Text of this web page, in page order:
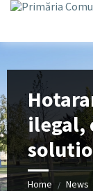
ilegal,
Home / News